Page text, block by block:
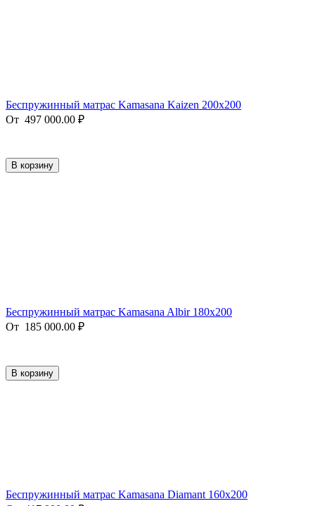
Беспружинный матрас Kamasana Kaizen 200x200
От 497 000.00 ₽
В корзину
Беспружинный матрас Kamasana Albir 180x200
От 185 000.00 ₽
В корзину
Беспружинный матрас Kamasana Diamant 160x200